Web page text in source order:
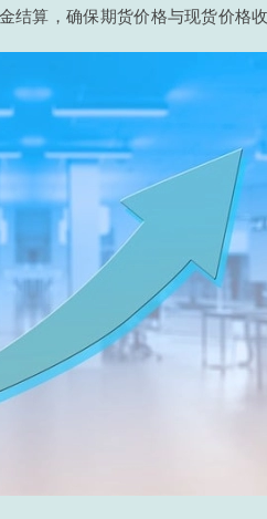
算，确保期货价格与现货价格收